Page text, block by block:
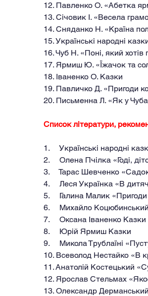
12. Павленко О. «Абетка
13. Січовик І. «Весела
14. Сняданко Н. «Країна
15. Українські народні
16. Чуб Н. «Поні, який
17. Ярмиш Ю. «Їжачок та
18. Іваненко О. Казки
19. Павличко Д. «Пригоди
20. Письменна Л. «Як у
Список літератури,
1.     Українські народні
2.     Олена Пчілка «Годі,
3.     Тарас Шевченко
4.     Леся Українка «В
5.     Галина Малик «Пригоди
6.     Михайло
7.     Оксана Іваненко Казки
8.     Юрій Ярмиш Казки
9.     Микола Трублаїні
10. Всеволод Нестайко «В
11. Анатолій Костецький
12. Ярослав Стельмах
13. Олександр